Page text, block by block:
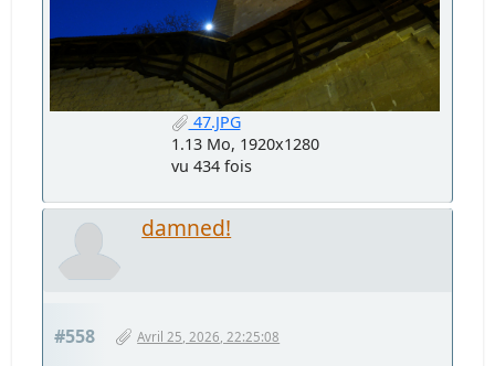
47.JPG
1.13 Mo, 1920x1280
vu 434 fois
damned!
#558 Avril 25, 2026, 22:25:08